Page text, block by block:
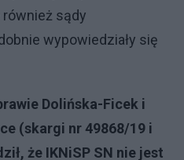
sądy
wypowiedziały się
Dolińska-Ficek i
(skargi nr 49868/19 i
że IKNiSP SN nie jest